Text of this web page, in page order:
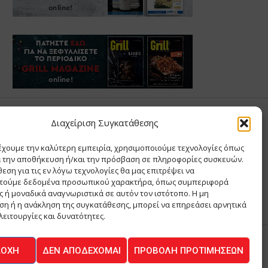
Διαχείριση Συγκατάθεσης
την καλύτερη εμπειρία, χρησιμοποιούμε τεχνολογίες όπως
την αποθήκευση ή/και την πρόσβαση σε πληροφορίες συσκευών.
για τις εν λόγω τεχνολογίες θα μας επιτρέψει να
δεδομένα προσωπικού χαρακτήρα, όπως συμπεριφορά
ή μοναδικά αναγνωριστικά σε αυτόν τον ιστότοπο. Η μη
ή η ανάκληση της συγκατάθεσης, μπορεί να επηρεάσει αρνητικά
και δυνατότητες.
ΔΕΝ ΑΠΟΔΈΧΟΜΑΙ ΠΡΟΒΟΛΉ ΠΡΟΤΙΜΉΣΕΩΝ
Θ ΚΑΙ ΣΙΑ ΜΟΝΟΠΡΟΣΩΠΗ ΙΚΕ